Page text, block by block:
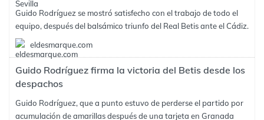
Guido Rodríguez se mostró satisfecho con el trabajo de todo el
equipo, después del balsámico triunfo del Real Betis ante el Cádiz.
eldesmarque.com
Guido Rodríguez firma la victoria del Betis desde los
despachos
Guido Rodríguez, que a punto estuvo de perderse el partido por
acumulación de amarillas después de una tarjeta en Granada